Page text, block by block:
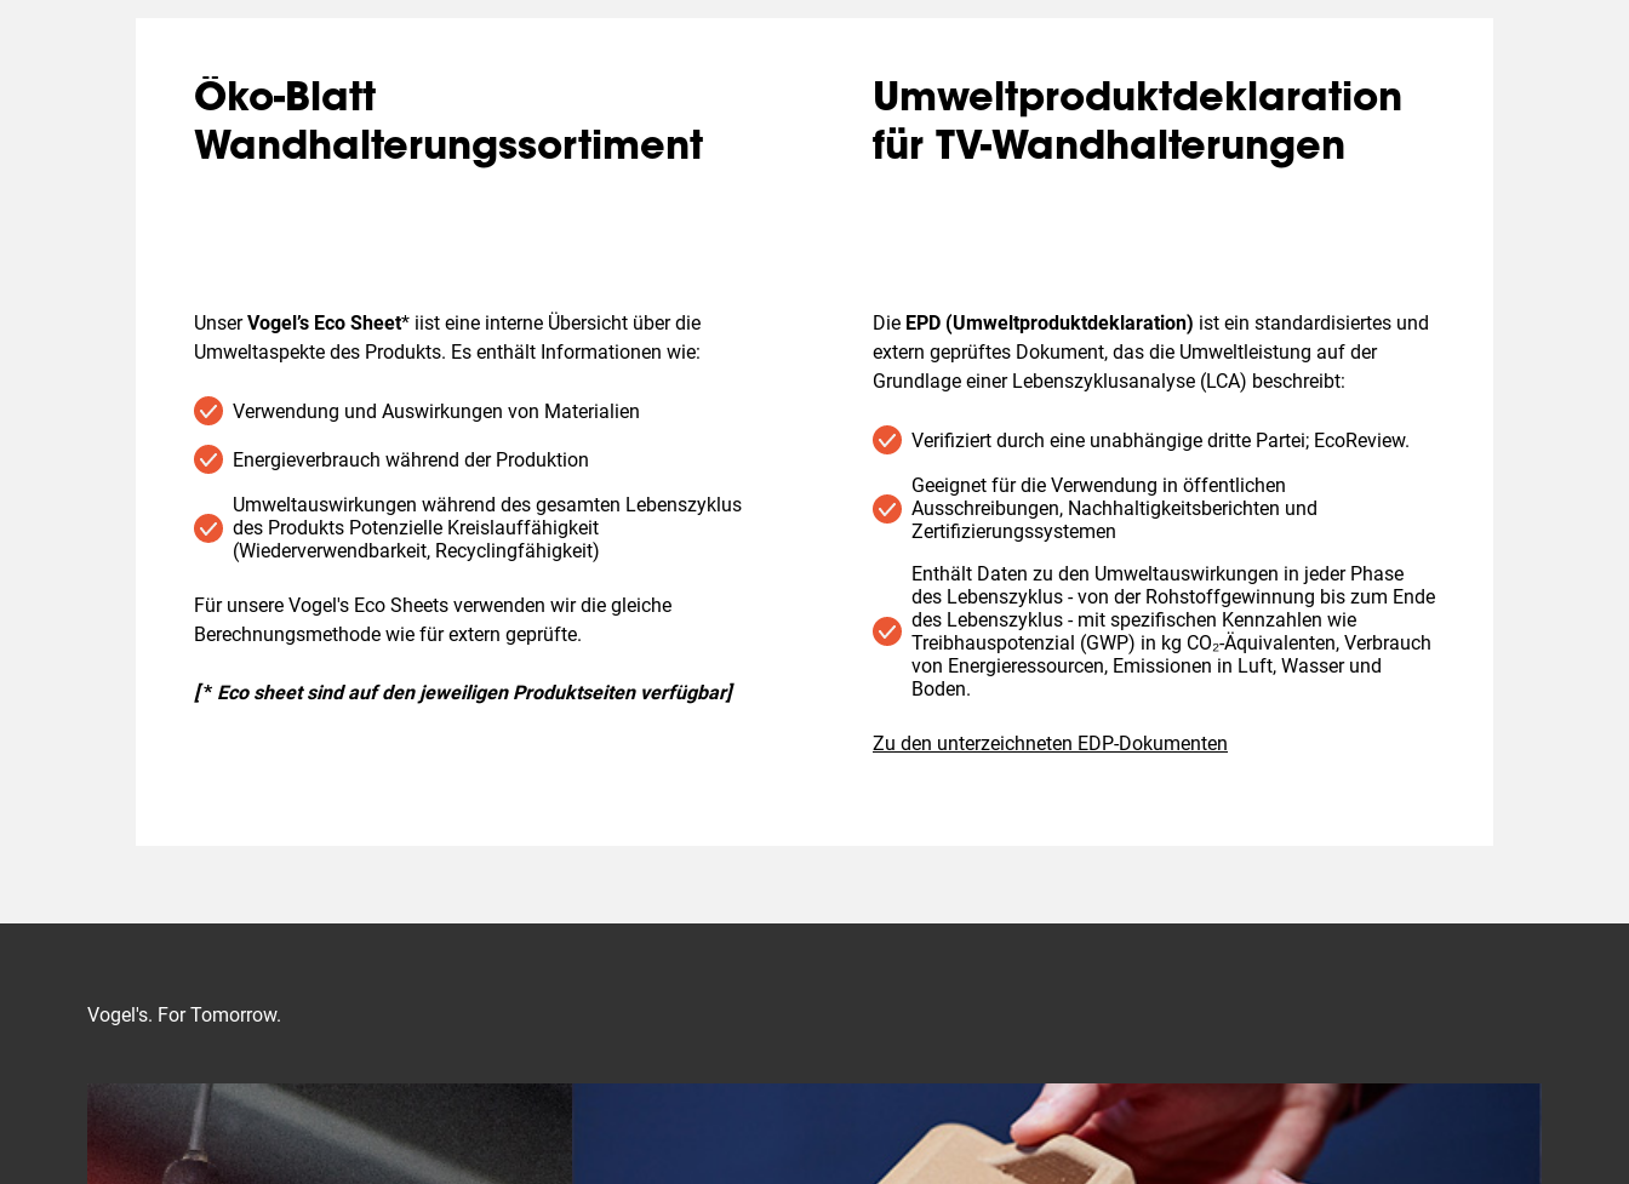
Öko-Blatt
Wandhalterungssortiment
UnserVogel’s Eco Sheet* iist eine interne Übersicht über die
Umweltaspekte des Produkts. Es enthält Informationen wie:
Verwendung und Auswirkungen von Materialien
Energieverbrauch während der Produktion
Umweltauswirkungen während des gesamten Lebenszyklus
des Produkts Potenzielle Kreislauffähigkeit
(Wiederverwendbarkeit, Recyclingfähigkeit)
Für unsere Vogel's Eco Sheets verwenden wir die gleiche
Berechnungsmethode wie für extern geprüfte.
[* Eco sheet sind auf den jeweiligen Produktseiten verfügbar]
Umweltproduktdeklaration
für TV-Wandhalterungen
Die EPD (Umweltproduktdeklaration) ist ein standardisiertes und
extern geprüftes Dokument, das die Umweltleistung auf der
Grundlage einer Lebenszyklusanalyse (LCA) beschreibt:
Verifiziert durch eine unabhängige dritte Partei; EcoReview.
Geeignet für die Verwendung in öffentlichen
Ausschreibungen, Nachhaltigkeitsberichten und
Zertifizierungssystemen
Enthält Daten zu den Umweltauswirkungen in jeder Phase
des Lebenszyklus - von der Rohstoffgewinnung bis zum Ende
des Lebenszyklus - mit spezifischen Kennzahlen wie
Treibhauspotenzial (GWP) in kg CO₂-Äquivalenten, Verbrauch
von Energieressourcen, Emissionen in Luft, Wasser und
Boden.
Zu den unterzeichneten EDP-Dokumenten
Vogel's. For Tomorrow.